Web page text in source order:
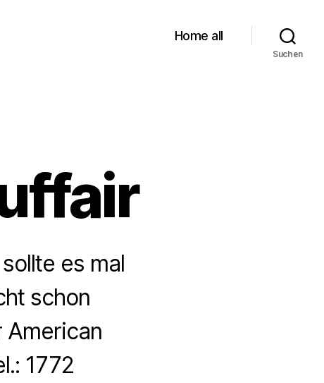
Home all
Suchen
es mal
schon
American
1772